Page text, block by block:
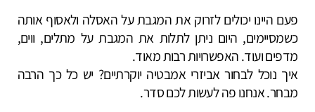
פעם היינו יכולים לזרוק את המגבת על האסלה ולאסוף אותה
כשמסיימים, היום ניתן לתלות את המגבת על מתלים, ווים,
מדפים ועוד. האפשרויות רבות מאוד.
איך נוכל לבחור אביזרי אמבטיה יוקרתיים? יש כל כך הרבה
מבחר. אנחנו פה לעשות לכם סדר.